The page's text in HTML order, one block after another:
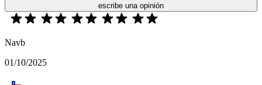
escribe una opinión
Navb
01/10/2025